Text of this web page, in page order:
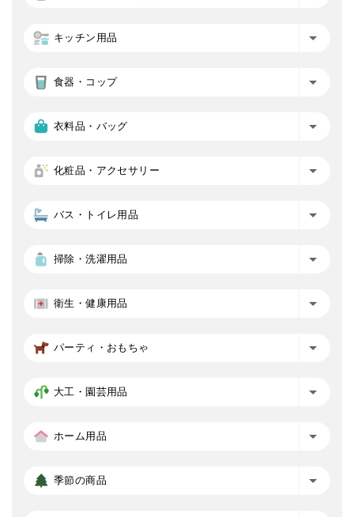
キッチン用品
食器・コップ
衣料品・バッグ
化粧品・アクセサリー
バス・トイレ用品
掃除・洗濯用品
衛生・健康用品
パーティ・おもちゃ
大工・園芸用品
ホーム用品
季節の商品